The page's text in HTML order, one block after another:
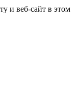
и веб-сайт в этом